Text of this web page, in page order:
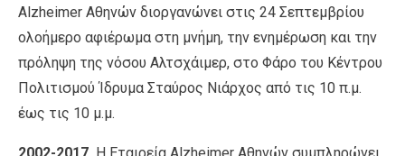
Alzheimer Αθηνών διοργανώνει στις 24 Σεπτεμβρίου
ολοήμερο αφιέρωμα στη μνήμη, την ενημέρωση και την
πρόληψη της νόσου Αλτσχάιμερ, στο Φάρο του Κέντρου
Πολιτισμού Ίδρυμα Σταύρος Νιάρχος από τις 10 π.μ.
έως τις 10 μ.μ.